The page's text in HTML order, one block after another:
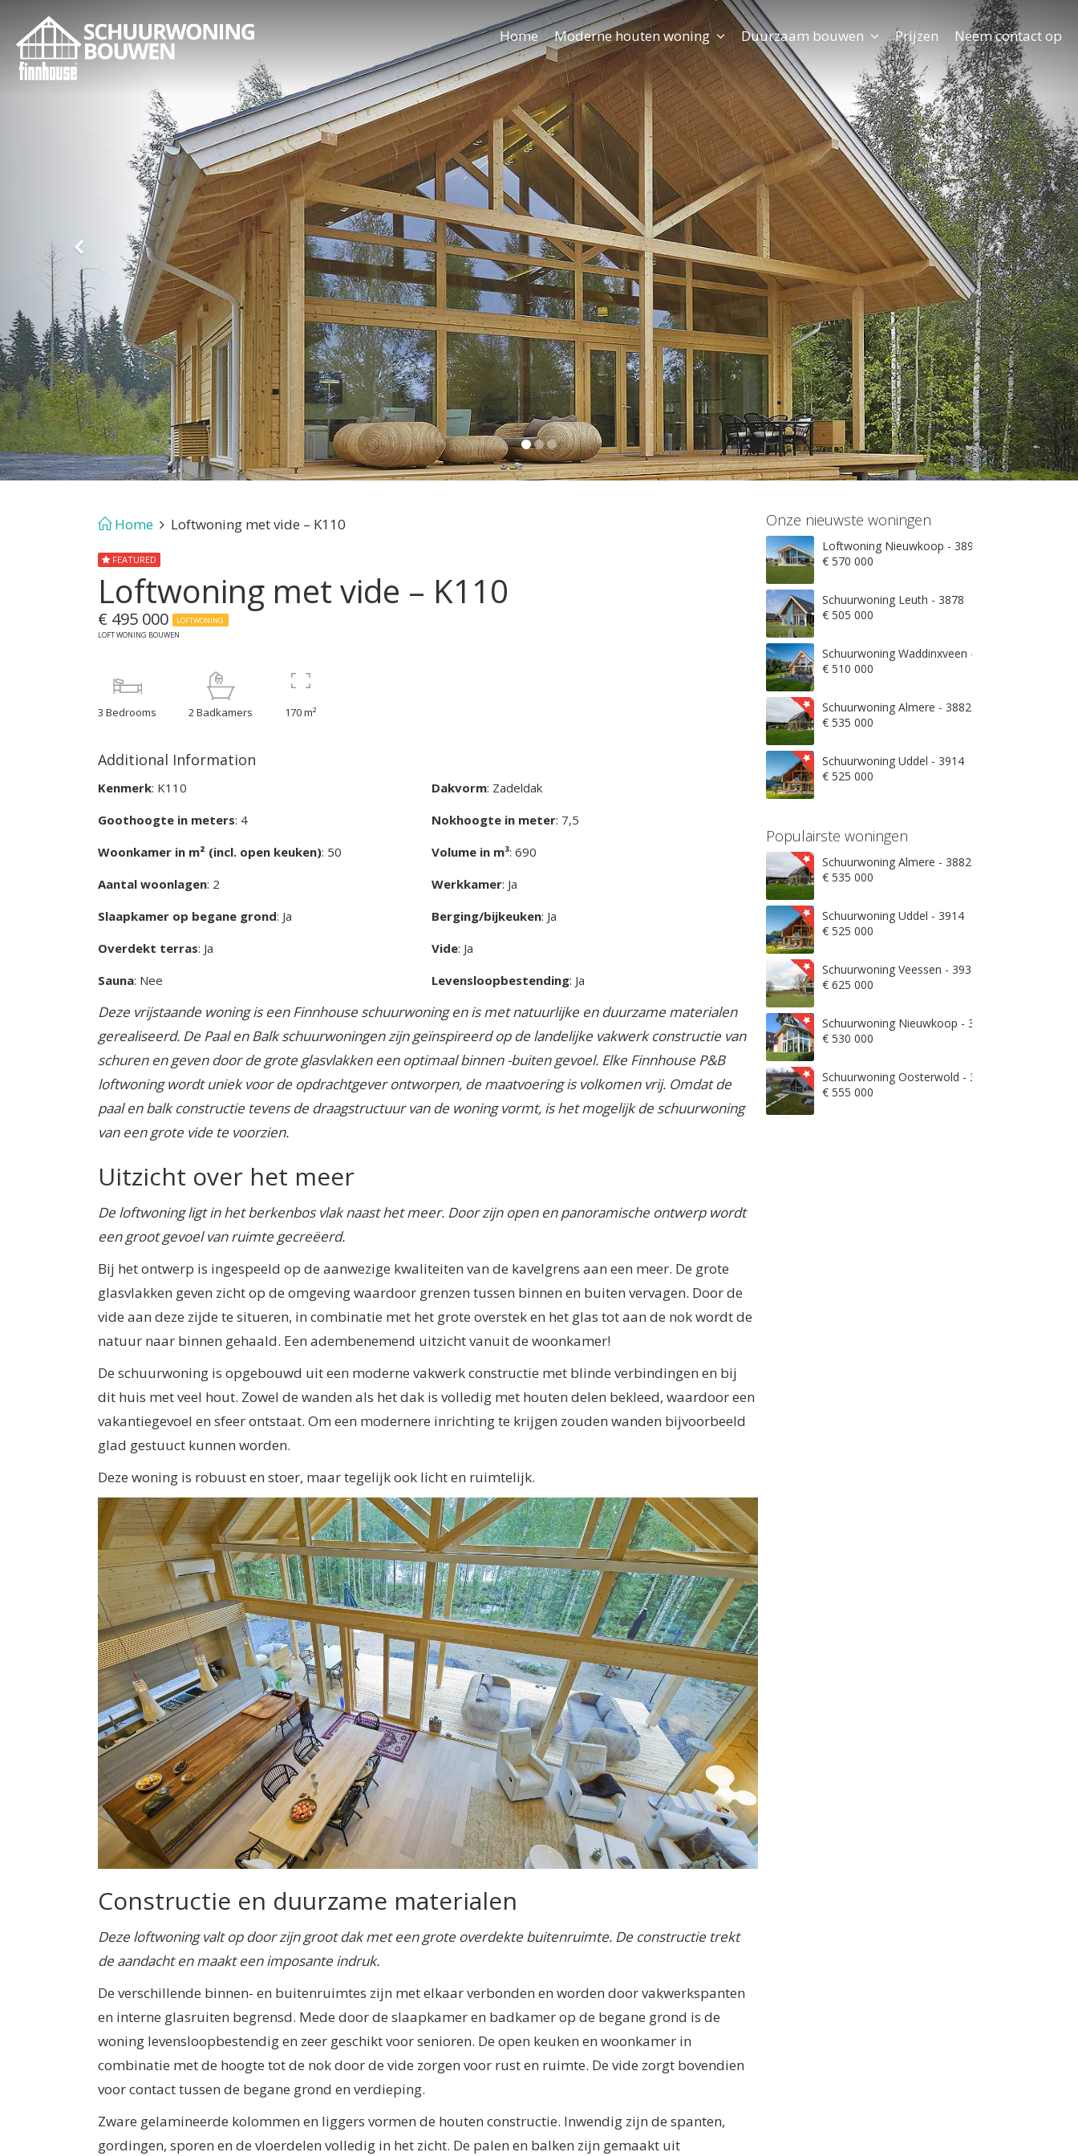
Home Moderne houten woning Duurzaam bouwen Prijzen Neem contact op
Home Loftwoning met vide – K110
FEATURED
Loftwoning met vide – K110
€ 495 000
LOFTWONING
LOFT WONING BOUWEN
3 Bedrooms 2 Badkamers 170 m²
Additional Information
Kenmerk: K110 Dakvorm: Zadeldak
Goothoogte in meters: 4 Nokhoogte in meter: 7,5
Woonkamer in m² (incl. open keuken): 50 Volume in m³: 690
Aantal woonlagen: 2 Werkkamer: Ja
Slaapkamer op begane grond: Ja Berging/bijkeuken: Ja
Overdekt terras: Ja Vide: Ja
Sauna: Nee Levensloopbestending: Ja
Deze vrijstaande woning is een Finnhouse schuurwoning en is met natuurlijke en duurzame materialen
gerealiseerd. De Paal en Balk schuurwoningen zijn geïnspireerd op de landelijke vakwerk constructie van
schuren en geven door de grote glasvlakken een optimaal binnen -buiten gevoel. Elke Finnhouse P&B
loftwoning wordt uniek voor de opdrachtgever ontworpen, de maatvoering is volkomen vrij. Omdat de
paal en balk constructie tevens de draagstructuur van de woning vormt, is het mogelijk de schuurwoning
van een grote vide te voorzien.
Uitzicht over het meer
De loftwoning ligt in het berkenbos vlak naast het meer. Door zijn open en panoramische ontwerp wordt
een groot gevoel van ruimte gecreëerd.
Bij het ontwerp is ingespeeld op de aanwezige kwaliteiten van de kavelgrens aan een meer. De grote
glasvlakken geven zicht op de omgeving waardoor grenzen tussen binnen en buiten vervagen. Door de
vide aan deze zijde te situeren, in combinatie met het grote overstek en het glas tot aan de nok wordt de
natuur naar binnen gehaald. Een adembenemend uitzicht vanuit de woonkamer!
De schuurwoning is opgebouwd uit een moderne vakwerk constructie met blinde verbindingen en bij
dit huis met veel hout. Zowel de wanden als het dak is volledig met houten delen bekleed, waardoor een
vakantiegevoel en sfeer ontstaat. Om een modernere inrichting te krijgen zouden wanden bijvoorbeeld
glad gestuuct kunnen worden.
Deze woning is robuust en stoer, maar tegelijk ook licht en ruimtelijk.
Constructie en duurzame materialen
Deze loftwoning valt op door zijn groot dak met een grote overdekte buitenruimte. De constructie trekt
de aandacht en maakt een imposante indruk.
De verschillende binnen- en buitenruimtes zijn met elkaar verbonden en worden door vakwerkspanten
en interne glasruiten begrensd. Mede door de slaapkamer en badkamer op de begane grond is de
woning levensloopbestendig en zeer geschikt voor senioren. De open keuken en woonkamer in
combinatie met de hoogte tot de nok door de vide zorgen voor rust en ruimte. De vide zorgt bovendien
voor contact tussen de begane grond en verdieping.
Zware gelamineerde kolommen en liggers vormen de houten constructie. Inwendig zijn de spanten,
gordingen, sporen en de vloerdelen volledig in het zicht. De palen en balken zijn gemaakt uit
Onze nieuwste woningen
Loftwoning Nieuwkoop - 3897
€ 570 000
Schuurwoning Leuth - 3878
€ 505 000
Schuurwoning Waddinxveen - 3845
€ 510 000
Schuurwoning Almere - 3882
€ 535 000
Schuurwoning Uddel - 3914
€ 525 000
Populairste woningen
Schuurwoning Almere - 3882
€ 535 000
Schuurwoning Uddel - 3914
€ 525 000
Schuurwoning Veessen - 3932
€ 625 000
Schuurwoning Nieuwkoop - 3871
€ 530 000
Schuurwoning Oosterwold - 3906
€ 555 000